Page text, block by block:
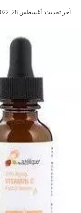
آخر تحديث: أغسطس 28, 2022